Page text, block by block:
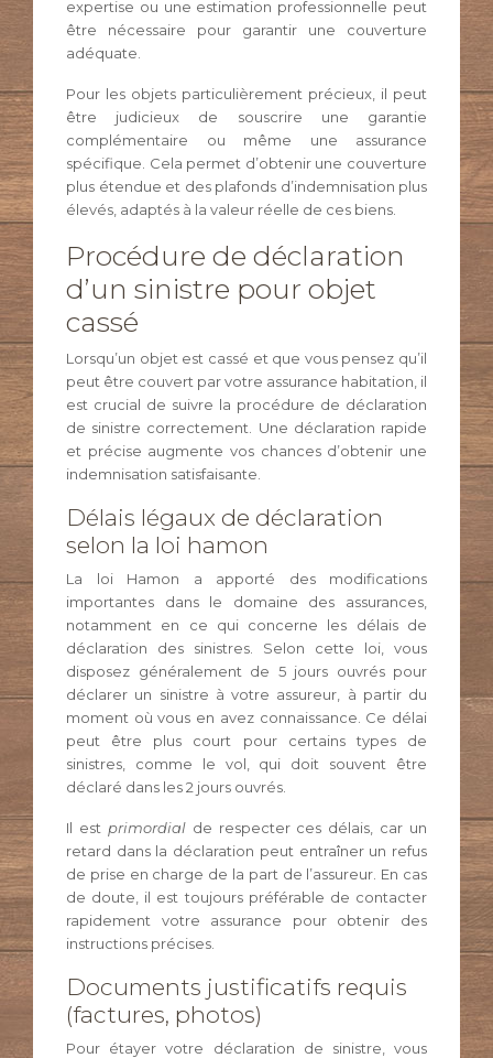
expertise ou une estimation professionnelle peut
être nécessaire pour garantir une couverture
adéquate.
Pour les objets particulièrement précieux, il peut
être judicieux de souscrire une garantie
complémentaire ou même une assurance
spécifique. Cela permet d’obtenir une couverture
plus étendue et des plafonds d’indemnisation plus
élevés, adaptés à la valeur réelle de ces biens.
Procédure de déclaration
d’un sinistre pour objet
cassé
Lorsqu’un objet est cassé et que vous pensez qu’il
peut être couvert par votre assurance habitation, il
est crucial de suivre la procédure de déclaration
de sinistre correctement. Une déclaration rapide
et précise augmente vos chances d’obtenir une
indemnisation satisfaisante.
Délais légaux de déclaration
selon la loi hamon
La loi Hamon a apporté des modifications
importantes dans le domaine des assurances,
notamment en ce qui concerne les délais de
déclaration des sinistres. Selon cette loi, vous
disposez généralement de 5 jours ouvrés pour
déclarer un sinistre à votre assureur, à partir du
moment où vous en avez connaissance. Ce délai
peut être plus court pour certains types de
sinistres, comme le vol, qui doit souvent être
déclaré dans les 2 jours ouvrés.
Il est primordial de respecter ces délais, car un
retard dans la déclaration peut entraîner un refus
de prise en charge de la part de l’assureur. En cas
de doute, il est toujours préférable de contacter
rapidement votre assurance pour obtenir des
instructions précises.
Documents justificatifs requis
(factures, photos)
Pour étayer votre déclaration de sinistre, vous